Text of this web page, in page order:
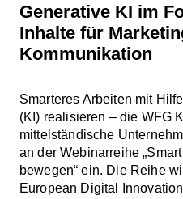
Generative KI im
Inhalte für
Kommunikation
Smarteres Arbeiten mit
(KI) realisieren – die WFG
mittelständische
an der Webinarreihe
bewegen“ ein. Die Reihe
European Digital